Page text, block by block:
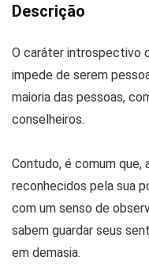
Descrição
O caráter introspectivo
impede de serem
maioria das pessoas,
conselheiros.
Contudo, é comum que,
reconhecidos pela sua
com um senso de
sabem guardar seus
em demasia.